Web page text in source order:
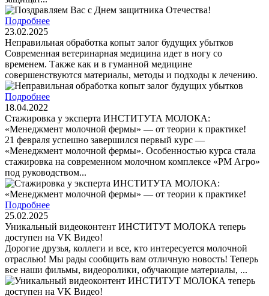
Подробнее
23.02.2025
Неправильная обработка копыт залог будущих убытков
Современная ветеринарная медицина идет в ногу со
временем. Также как и в гуманной медицине
совершенствуются материалы, методы и подходы к лечению.
Подробнее
18.04.2022
Стажировка у эксперта ИНСТИТУТА МОЛОКА:
«Менеджмент молочной фермы» — от теории к практике!
21 февраля успешно завершился первый курс —
«Менеджмент молочной фермы». Особенностью курса стала
стажировка на современном молочном комплексе «РМ Агро»
под руководством...
Подробнее
25.02.2025
Уникальный видеоконтент ИНСТИТУТ МОЛОКА теперь
доступен на VK Видео!
Дорогие друзья, коллеги и все, кто интересуется молочной
отраслью! Мы рады сообщить вам отличную новость! Теперь
все наши фильмы, видеоролики, обучающие материалы, ...